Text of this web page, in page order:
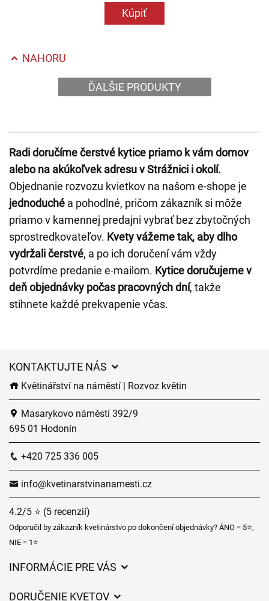
Kúpiť
NAHORU
ĎALŠIE PRODUKTY
Radi doručíme čerstvé kytice priamo k vám domov
alebo na akúkoľvek adresu v Strážnici i okolí.
Objednanie rozvozu kvietkov na našom e-shope je
jednoduché a pohodlné, pričom zákazník si môže
priamo v kamennej predajni vybrať bez zbytočných
sprostredkovateľov. Kvety vážeme tak, aby dlho
vydržali čerstvé, a po ich doručení vám vždy
potvrdíme predanie e-mailom. Kytice doručujeme v
deň objednávky počas pracovných dní, takže
stihnete každé prekvapenie včas.
KONTAKTUJTE NÁS
Květinářství na náměstí | Rozvoz květin
Masarykovo náměstí 392/9
695 01 Hodonín
+420 725 336 005
info@kvetinarstvinanamesti.cz
4.2/5 ⭐ (5 recenzií)
Odporučil by zákazník kvetinárstvo po dokončení objednávky? ÁNO = 5⭐,
NIE = 1⭐
INFORMÁCIE PRE VÁS
DORUČENIE KVETOV